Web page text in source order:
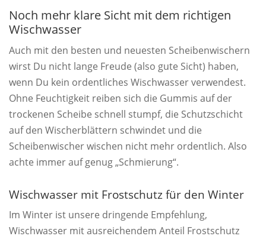
Noch mehr klare Sicht mit dem richtigen
Wischwasser
Auch mit den besten und neuesten Scheibenwischern
wirst Du nicht lange Freude (also gute Sicht) haben,
wenn Du kein ordentliches Wischwasser verwendest.
Ohne Feuchtigkeit reiben sich die Gummis auf der
trockenen Scheibe schnell stumpf, die Schutzschicht
auf den Wischerblättern schwindet und die
Scheibenwischer wischen nicht mehr ordentlich. Also
achte immer auf genug „Schmierung“.
Wischwasser mit Frostschutz für den Winter
Im Winter ist unsere dringende Empfehlung,
Wischwasser mit ausreichendem Anteil Frostschutz